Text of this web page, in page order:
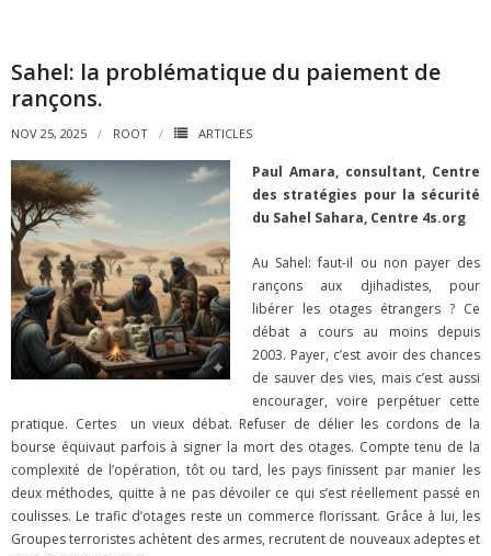
Sahel: la problématique du paiement de
rançons.
NOV 25, 2025 ROOT ARTICLES
Paul Amara, consultant, Centre
des stratégies pour la sécurité
du Sahel Sahara, Centre 4s.org
Au Sahel: faut-il ou non payer des
rançons aux djihadistes, pour
libérer les otages étrangers ? Ce
débat a cours au moins depuis
2003. Payer, c’est avoir des chances
de sauver des vies, mais c’est aussi
encourager, voire perpétuer cette
pratique. Certes un vieux débat. Refuser de délier les cordons de la
bourse équivaut parfois à signer la mort des otages. Compte tenu de la
complexité de l’opération, tôt ou tard, les pays finissent par manier les
deux méthodes, quitte à ne pas dévoiler ce qui s’est réellement passé en
coulisses. Le trafic d’otages reste un commerce florissant. Grâce à lui, les
Groupes terroristes achètent des armes, recrutent de nouveaux adeptes et